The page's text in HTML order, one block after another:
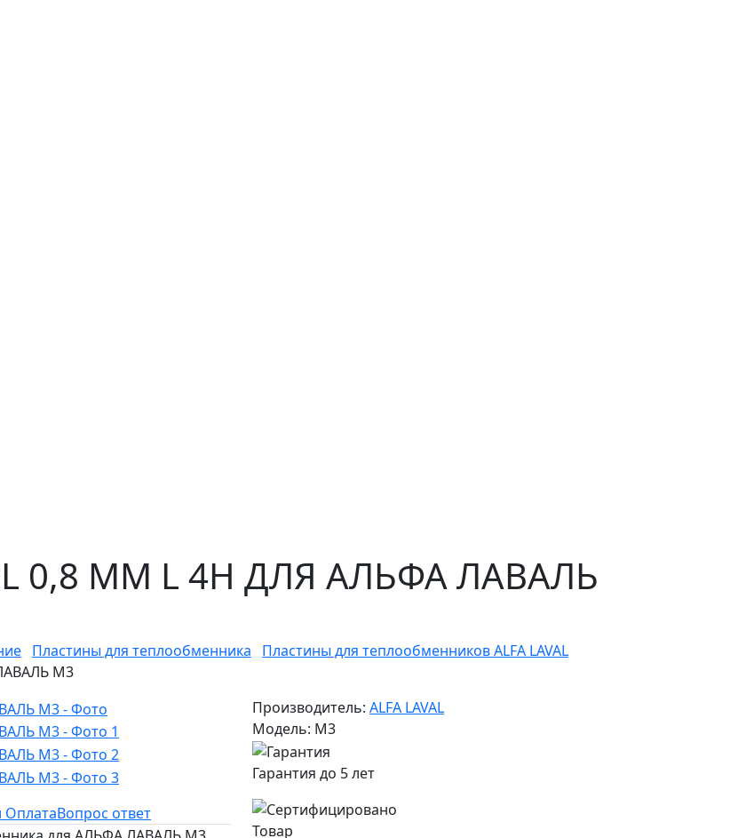
0,8 ММ L 4H ДЛЯ АЛЬФА ЛАВАЛЬ
Пластины для теплообменника
Пластины для теплообменников ALFA LAVAL
M3
ОплатаВопрос ответ
Производитель: ALFA LAVAL
Модель: M3
Гарантия до 5 лет
Товар